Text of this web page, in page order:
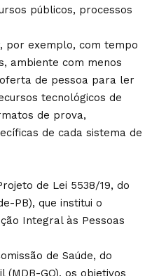
públicos, processos
por exemplo, com tempo
ambiente com menos
de pessoa para ler
tecnológicos de
de prova,
de cada sistema de
de Lei 5538/19, do
PB), que institui o
Integral às Pessoas
de Saúde, do
(MDB-GO), os objetivos